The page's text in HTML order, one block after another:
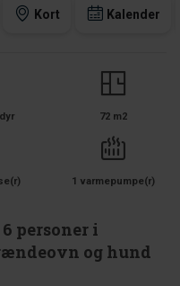
Kort Kalender
72 m2
1 varmepumpe(r)
personer i
og hund